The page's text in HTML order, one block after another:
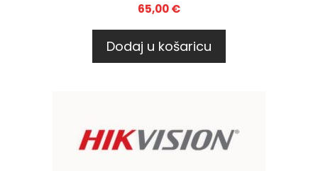
65,00€
Dodaj u košaricu